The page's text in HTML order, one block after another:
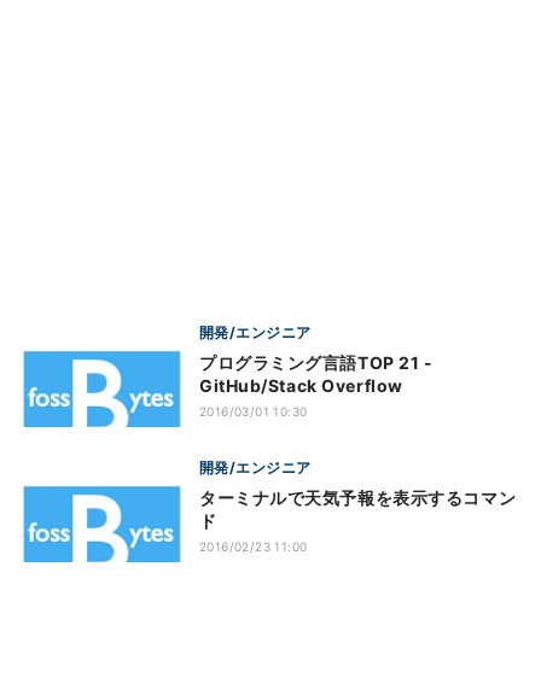
開発/エンジニア
プログラミング言語TOP 21 -
GitHub/Stack Overflow
2016/03/01 10:30
開発/エンジニア
ターミナルで天気予報を表示するコマン
ド
2016/02/23 11:00